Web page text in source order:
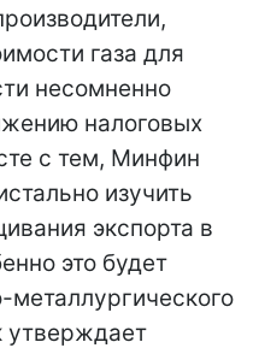
газа для
несомненно
налоговых
с тем, Минфин
изучить
экспорта в
это будет
металлургического
утверждает